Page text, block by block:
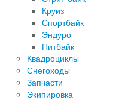
Круиз
Спортбайк
Эндуро
Питбайк
Квадроциклы
Снегоходы
Запчасти
Экипировка